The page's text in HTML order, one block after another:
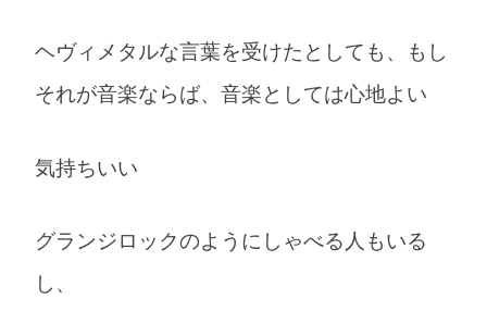
ヘヴィメタルな言葉を受けたとしても、もし
それが音楽ならば、音楽としては心地よい
気持ちいい
グランジロックのようにしゃべる人もいる
し、